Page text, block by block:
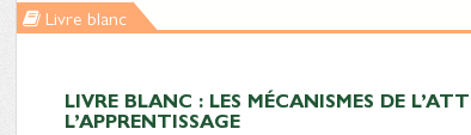
Livre blanc
LIVRE BLANC : LES MÉCANISMES DE
L’APPRENTISSAGE